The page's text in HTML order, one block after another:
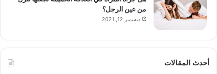
من عين الرجل؟
ديسمبر 12, 2021
أحدث المقالات